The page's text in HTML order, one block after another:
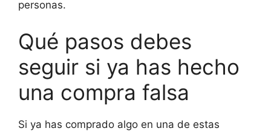
personas.
Qué pasos debes
seguir si ya has hecho
una compra falsa
Si ya has comprado algo en una de estas